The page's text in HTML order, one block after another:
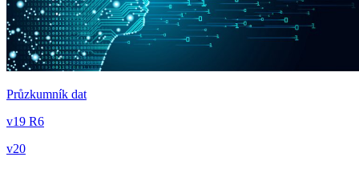
Průzkumník dat
v19 R6
v20